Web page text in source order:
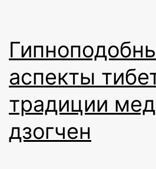
аспекты
традиции
дзогчен